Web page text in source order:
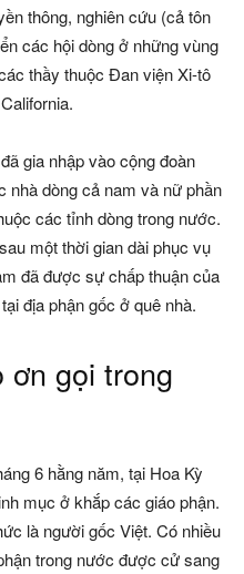
thông, nghiên cứu (cả tôn
các hội dòng ở những vùng
thầy thuộc Đan viện Xi-tô
gia nhập vào cộng đoàn
nhà dòng cả nam và nữ phần
các tỉnh dòng trong nước.
một thời gian dài phục vụ
đã được sự chấp thuận của
địa phận gốc ở quê nhà.
ơn gọi trong
6 hằng năm, tại Hoa Kỳ
mục ở khắp các giáo phận.
là người gốc Việt. Có nhiều
trong nước được cử sang